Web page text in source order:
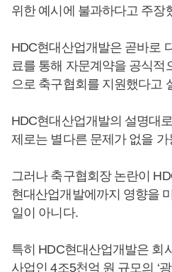
위한 예시에 불과하다고 주장
HDC현대산업개발은 곧바로
료를 통해 자문계약을 공식적
으로 축구협회를 지원했다고
HDC현대산업개발의 설명대
제로는 별다른 문제가 없을 가
그러나 축구협회장 논란이
현대산업개발에까지 영향을
일이 아니다.
특히 HDC현대산업개발은 회
사업인 4조5천억 원 규모의 ‘